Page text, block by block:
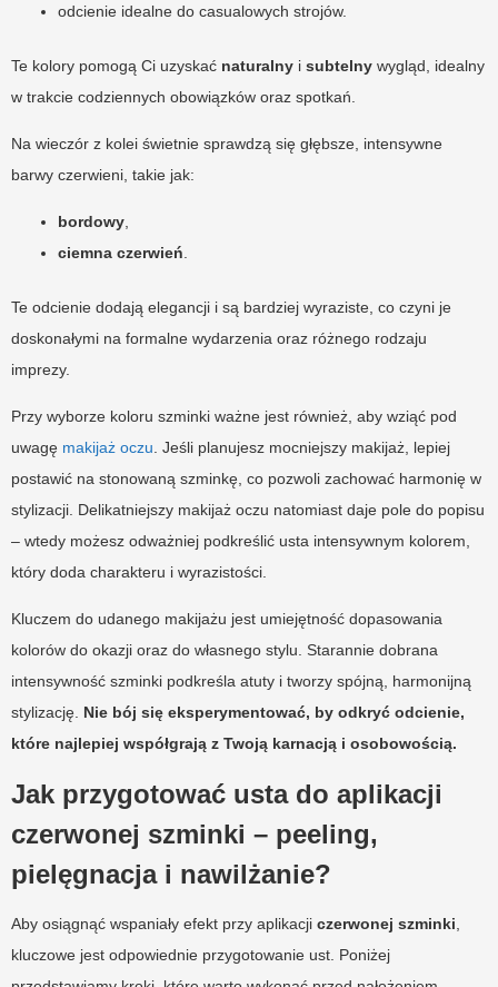
odcienie idealne do casualowych strojów.
Te kolory pomogą Ci uzyskać naturalny i subtelny wygląd, idealny
w trakcie codziennych obowiązków oraz spotkań.
Na wieczór z kolei świetnie sprawdzą się głębsze, intensywne
barwy czerwieni, takie jak:
bordowy
ciemna czerwień
Te odcienie dodają elegancji i są bardziej wyraziste, co czyni je
doskonałymi na formalne wydarzenia oraz różnego rodzaju
imprezy.
Przy wyborze koloru szminki ważne jest również, aby wziąć pod
uwagę makijaż oczu . Jeśli planujesz mocniejszy makijaż, lepiej
postawić na stonowaną szminkę, co pozwoli zachować harmonię w
stylizacji. Delikatniejszy makijaż oczu natomiast daje pole do popisu
– wtedy możesz odważniej podkreślić usta intensywnym kolorem,
który doda charakteru i wyrazistości.
Kluczem do udanego makijażu jest umiejętność dopasowania
kolorów do okazji oraz do własnego stylu. Starannie dobrana
intensywność szminki podkreśla atuty i tworzy spójną, harmonijną
stylizację. Nie bój się eksperymentować, by odkryć odcienie,
które najlepiej współgrają z Twoją karnacją i osobowością.
Jak przygotować usta do aplikacji
czerwonej szminki – peeling,
pielęgnacja i nawilżanie?
Aby osiągnąć wspaniały efekt przy aplikacji czerwonej szminki
kluczowe jest odpowiednie przygotowanie ust. Poniżej